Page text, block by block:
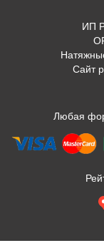
ИП
Сайт
Любая